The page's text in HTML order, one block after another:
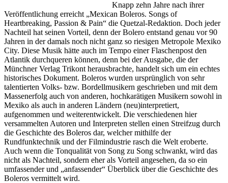
Knapp zehn Jahre nach ihrer
Veröffentlichung erreicht „Mexican Boleros. Songs of
Heartbreaking, Passion & Pain“ die Quetzal-Redaktion. Doch jeder
Nachteil hat seinen Vorteil, denn der Bolero entstand genau vor 90
Jahren in der damals noch nicht ganz so riesigen Metropole Mexiko
City. Diese Musik hätte auch im Tempo einer Flaschenpost den
Atlantik durchqueren können, denn bei der Ausgabe, die der
Münchner Verlag Trikont herausbrachte, handelt sich um ein echtes
historisches Dokument. Boleros wurden ursprünglich von sehr
talentierten Volks- bzw. Bordellmusikern geschrieben und mit dem
Massenerfolg auch von anderen, hochkarätigen Musikern sowohl in
Mexiko als auch in anderen Ländern (neu)interpretiert,
aufgenommen und weiterentwickelt. Die verschiedenen hier
versammelten Autoren und Interpreten stellen einen Streifzug durch
die Geschichte des Boleros dar, welcher mithilfe der
Rundfunktechnik und der Filmindustrie rasch die Welt eroberte.
Auch wenn die Tonqualität von Song zu Song schwankt, wird das
nicht als Nachteil, sondern eher als Vorteil angesehen, da so ein
umfassender und „anfassender“ Überblick über die Geschichte des
Boleros vermittelt wird.